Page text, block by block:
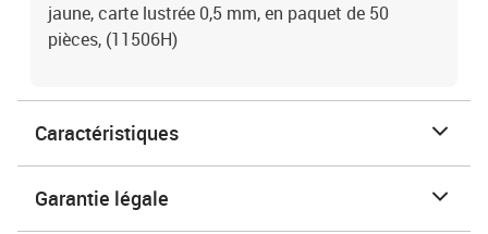
jaune, carte lustrée 0,5 mm, en paquet de 50
pièces, (11506H)
Caractéristiques
Garantie légale